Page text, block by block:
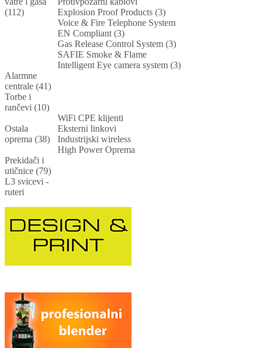
(112)
Explosion Proof Products (3)
Voice & Fire Telephone System
EN Compliant (3)
Gas Release Control System (3)
SAFIE Smoke & Flame
Intelligent Eye camera system (3)
Alarmne
centrale (41)
Torbe i
rančevi (10)
Ostala
oprema (38)
WiFi CPE klijenti
Eksterni linkovi
Industrijski wireless
High Power Oprema
Prekidači i
utičnice (79)
L3 svicevi -
ruteri